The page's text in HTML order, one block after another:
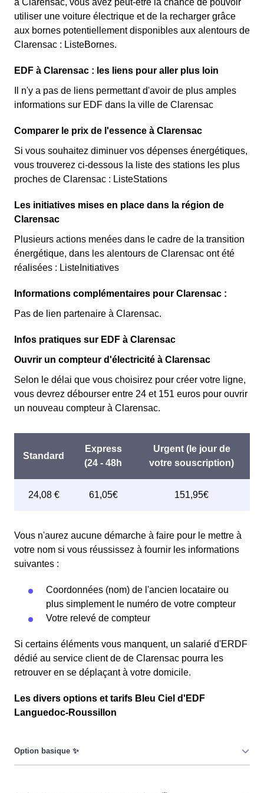
à Clarensac, vous avez peut-être la chance de pouvoir
utiliser une voiture électrique et de la recharger grâce
aux bornes potentiellement disponibles aux alentours de
Clarensac : ListeBornes.
EDF à Clarensac : les liens pour aller plus loin
Il n'y a pas de liens permettant d'avoir de plus amples
informations sur EDF dans la ville de Clarensac
Comparer le prix de l'essence à Clarensac
Si vous souhaitez diminuer vos dépenses énergétiques,
vous trouverez ci-dessous la liste des stations les plus
proches de Clarensac : ListeStations
Les initiatives mises en place dans la région de
Clarensac
Plusieurs actions menées dans le cadre de la transition
énergétique, dans les alentours de Clarensac ont été
réalisées : ListeInitiatives
Informations complémentaires pour Clarensac :
Pas de lien partenaire à Clarensac.
Infos pratiques sur EDF à Clarensac
Ouvrir un compteur d'électricité à Clarensac
Selon le délai que vous choisirez pour créer votre ligne,
vous devrez débourser entre 24 et 151 euros pour ouvrir
un nouveau compteur à Clarensac.
Vous n'aurez aucune démarche à faire pour le mettre à
votre nom si vous réussissez à fournir les informations
suivantes :
Coordonnées (nom) de l'ancien locataire ou
plus simplement le numéro de votre compteur
Votre relevé de compteur
Si certains éléments vous manquent, un salarié d'ERDF
dédié au service client de de Clarensac pourra les
retrouver en se déplaçant à votre domicile.
Les divers options et tarifs Bleu Ciel d'EDF
Languedoc-Roussillon